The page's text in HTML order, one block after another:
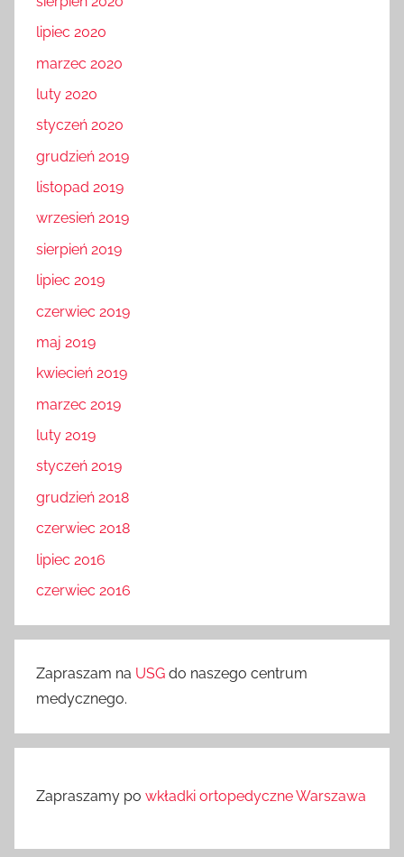
lipiec 2020
marzec 2020
luty 2020
styczeń 2020
grudzień 2019
listopad 2019
wrzesień 2019
sierpień 2019
lipiec 2019
czerwiec 2019
maj 2019
kwiecień 2019
marzec 2019
luty 2019
styczeń 2019
grudzień 2018
czerwiec 2018
lipiec 2016
czerwiec 2016
Zapraszam na USG do naszego centrum
medycznego.
Zapraszamy po wkładki ortopedyczne Warszawa